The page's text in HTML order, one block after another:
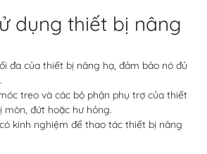
dụng thiết bị nâng
đa của thiết bị nâng hạ, đảm bảo nó đủ
treo và các bộ phận phụ trợ của thiết
mòn, đứt hoặc hư hỏng.
kinh nghiệm để thao tác thiết bị nâng